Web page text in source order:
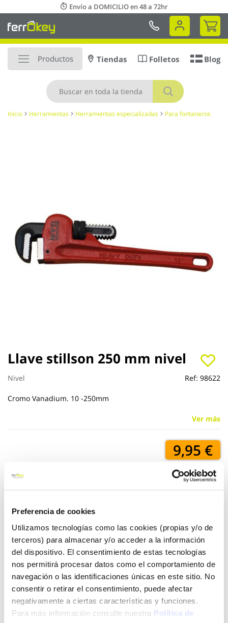
Preferencia de cookies
Utilizamos tecnologías como las cookies (propias y/o de
terceros) para almacenar y/o acceder a la información
del dispositivo. El consentimiento de estas tecnologías
nos permitirá procesar datos como el comportamiento de
navegación o las identificaciones únicas en este sitio. No
consentir o retirar el consentimiento, puede afectar
negativamente a ciertas características y funciones.
Para más información consulte nuestra Política de
al
contenido
Envío a DOMICILIO en 48 a 72hr
Mi
Productos
Buscar
Tiendas Folletos Blog
Inicio Herramientas Herramientas especializadas Para fontaneros
Llave stillson 250 mm nivel
Nivel Ref: 98622
Cromo Vanadium. 10 -250mm
Ver más
9,95 €
Añadir al carrito
Click&Collect - Recogida gratis
en nuestras tiendas
Envío a domicilio:
5 días hábiles
+ INFO
LOCALIZA TU TIENDA MÁS CERCANA
Saltar
al
comienzo
de
la
galería